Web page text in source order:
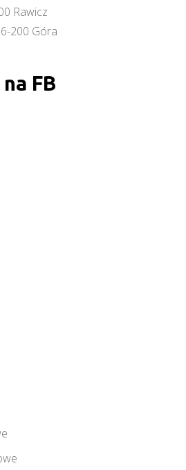
Rawicz
200 Góra
FB